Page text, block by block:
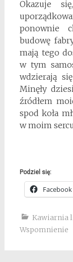
Okazuje
ponownie
budowę
mają tego
w tym
wdzierają
Minęły
źródłem
spod koła
w moim
Podziel się:
Facebook
Kawiarnia
Wspomnienie